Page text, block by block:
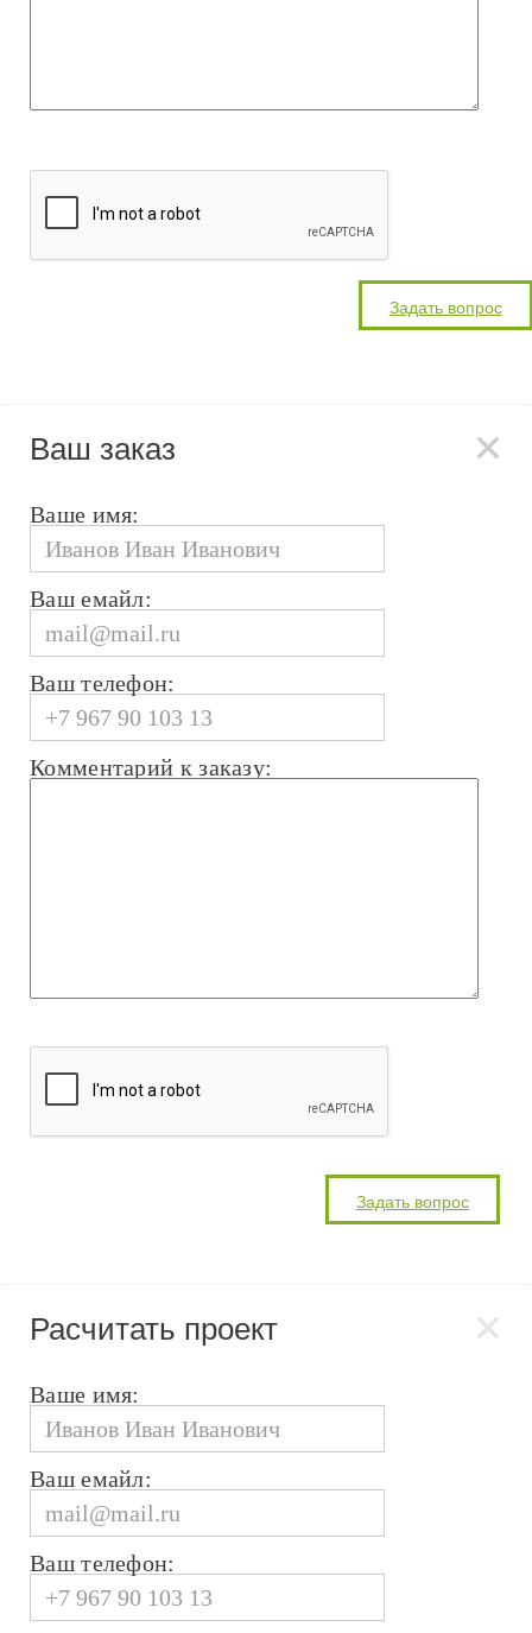
Ваш заказ
Ваше имя:
Ваш емайл:
Ваш телефон:
Комментарий к заказу:
Расчитать проект
Ваше имя:
Ваш емайл:
Ваш телефон: